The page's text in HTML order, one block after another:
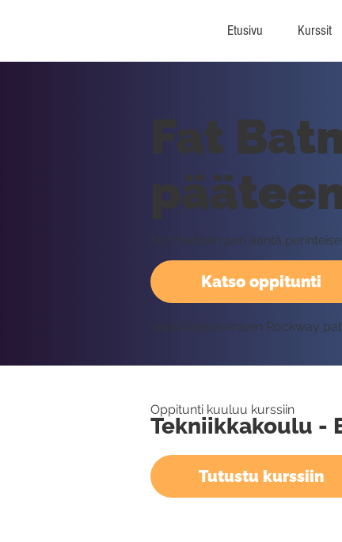
Etusivu Kurssit
Katso oppitunti
Fat
Nyt haetaan pari ääntä
Vaatii kirjautumisen Rockway
Oppitunti kuuluu kurssiin
Tekniikkakoulu -
Tutustu kurssiin